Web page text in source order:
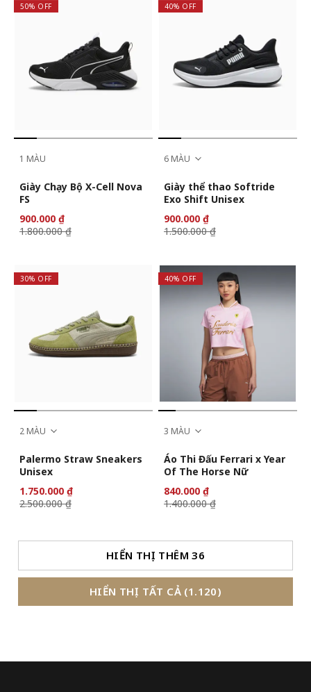
50% OFF
1 MÀU
Giày Chạy Bộ X-Cell Nova
FS
900.000 ₫
1.800.000 ₫
40% OFF
6 MÀU
Giày thể thao Softride
Exo Shift Unisex
900.000 ₫
1.500.000 ₫
30% OFF
2 MÀU
Palermo Straw Sneakers
Unisex
1.750.000 ₫
2.500.000 ₫
40% OFF
3 MÀU
Áo Thi Đấu Ferrari x Year
Of The Horse Nữ
840.000 ₫
1.400.000 ₫
HIỂN THỊ THÊM 36
HIỂN THỊ TẤT CẢ (1.120)